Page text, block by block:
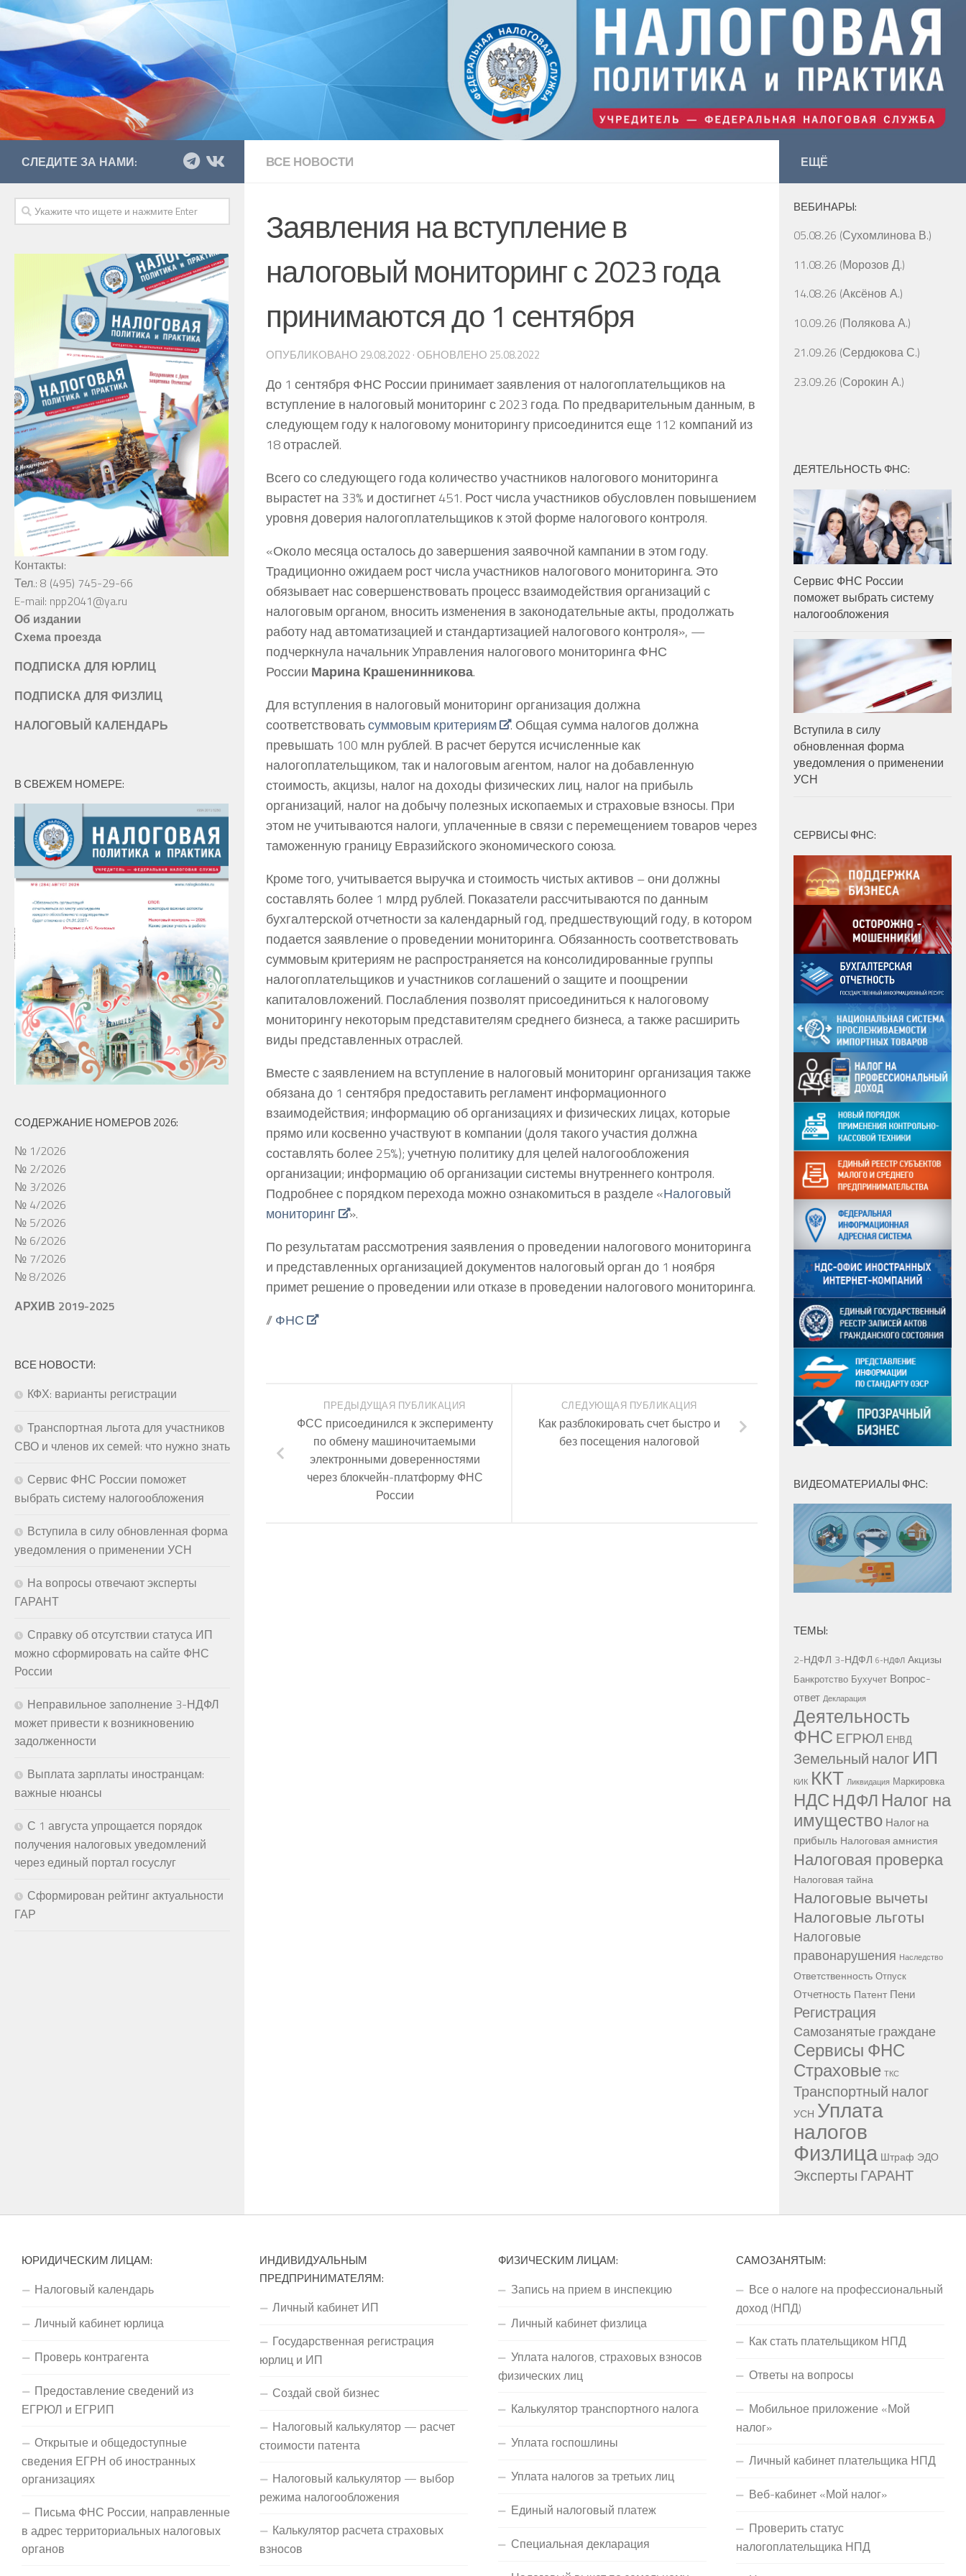
ВСЕ НОВОСТИ
Заявления на вступление в
налоговый мониторинг с 2023 года
принимаются до 1 сентября
ОПУБЛИКОВАНО 29.08.2022 · ОБНОВЛЕНО 25.08.2022
До 1 сентября ФНС России принимает заявления от налогоплательщиков на
вступление в налоговый мониторинг с 2023 года. По предварительным данным, в
следующем году к налоговому мониторингу присоединится еще 112 компаний из
18 отраслей.
Всего со следующего года количество участников налогового мониторинга
вырастет на 33% и достигнет 451. Рост числа участников обусловлен повышением
уровня доверия налогоплательщиков к этой форме налогового контроля.
«Около месяца осталось до завершения заявочной кампании в этом году.
Традиционно ожидаем рост числа участников налогового мониторинга. Это
обязывает нас совершенствовать процесс взаимодействия организаций с
налоговым органом, вносить изменения в законодательные акты, продолжать
работу над автоматизацией и стандартизацией налогового контроля», —
подчеркнула начальник Управления налогового мониторинга ФНС
России Марина Крашенинникова.
Для вступления в налоговый мониторинг организация должна
соответствоватьсуммовым критериям
. Общая сумма налогов должна
превышать 100 млн рублей. В расчет берутся исчисленные как
налогоплательщиком, так и налоговым агентом, налог на добавленную
стоимость, акцизы, налог на доходы физических лиц, налог на прибыль
организаций, налог на добычу полезных ископаемых и страховые взносы. При
этом не учитываются налоги, уплаченные в связи с перемещением товаров через
таможенную границу Евразийского экономического союза.
Кроме того, учитывается выручка и стоимость чистых активов – они должны
составлять более 1 млрд рублей. Показатели рассчитываются по данным
бухгалтерской отчетности за календарный год, предшествующий году, в котором
подается заявление о проведении мониторинга. Обязанность соответствовать
суммовым критериям не распространяется на консолидированные группы
налогоплательщиков и участников соглашений о защите и поощрении
капиталовложений. Послабления позволят присоединиться к налоговому
мониторингу некоторым представителям среднего бизнеса, а также расширить
виды представленных отраслей.
Вместе с заявлением на вступление в налоговый мониторинг организация также
обязана до 1 сентября предоставить регламент информационного
взаимодействия; информацию об организациях и физических лицах, которые
прямо или косвенно участвуют в компании (доля такого участия должна
составлять более 25%); учетную политику для целей налогообложения
организации; информацию об организации системы внутреннего контроля.
Подробнее с порядком перехода можно ознакомиться в разделе «Налоговый
мониторинг
».
По результатам рассмотрения заявления о проведении налогового мониторинга
и представленных организацией документов налоговый орган до 1 ноября
примет решение о проведении или отказе в проведении налогового мониторинга.
//ФНС
СЛЕДУЮЩАЯ ПУБЛИКАЦИЯ
Как разблокировать счет быстро и
без посещения налоговой
ПРЕДЫДУЩАЯ ПУБЛИКАЦИЯ
ФСС присоединился к эксперименту
по обмену машиночитаемыми
электронными доверенностями
через блокчейн-платформу ФНС
России
СЛЕДИТЕ ЗА НАМИ:
Контакты:
Тел.: 8 (495) 745-29-66
E-mail: npp2041@ya.ru
Об издании
Схема проезда
ПОДПИСКА ДЛЯ ЮРЛИЦ
ПОДПИСКА ДЛЯ ФИЗЛИЦ
НАЛОГОВЫЙ КАЛЕНДАРЬ
В СВЕЖЕМ НОМЕРЕ:
СОДЕРЖАНИЕ НОМЕРОВ 2026:
№ 1/2026
№ 2/2026
№ 3/2026
№ 4/2026
№ 5/2026
№ 6/2026
№ 7/2026
№ 8/2026
АРХИВ 2019-2025
ВСЕ НОВОСТИ:
КФХ: варианты регистрации
Транспортная льгота для участников
СВО и членов их семей: что нужно знать
Сервис ФНС России поможет
выбрать систему налогообложения
Вступила в силу обновленная форма
уведомления о применении УСН
На вопросы отвечают эксперты
ГАРАНТ
Справку об отсутствии статуса ИП
можно сформировать на сайте ФНС
России
Неправильное заполнение 3-НДФЛ
может привести к возникновению
задолженности
Выплата зарплаты иностранцам:
важные нюансы
С 1 августа упрощается порядок
получения налоговых уведомлений
через единый портал госуслуг
Сформирован рейтинг актуальности
ГАР
ЕЩЁ
ВЕБИНАРЫ:
05.08.26 (Сухомлинова В.)
11.08.26 (Морозов Д.)
14.08.26 (Аксёнов А.)
10.09.26 (Полякова А.)
21.09.26 (Сердюкова С.)
23.09.26 (Сорокин А.)
ДЕЯТЕЛЬНОСТЬ ФНС:
Сервис ФНС России
поможет выбрать систему
налогообложения
Вступила в силу
обновленная форма
уведомления о применении
УСН
СЕРВИСЫ ФНС:
ВИДЕОМАТЕРИАЛЫ ФНС:
ТЕМЫ:
2-НДФЛ 3-НДФЛ 6-НДФЛ Акцизы
Банкротство Бухучет Вопрос-
ответ Декларация
Деятельность
ФНС ЕГРЮЛ ЕНВД
Земельный налог ИП
КИК ККТ Ликвидация Маркировка
НДС НДФЛ Налог на
имущество Налог на
прибыль Налоговая амнистия
Налоговая проверка
Налоговая тайна
Налоговые вычеты
Налоговые льготы
Налоговые
правонарушения Наследство
Ответственность Отпуск
Отчетность Патент Пени
Регистрация
Самозанятые граждане
Сервисы ФНС
Страховые ТКС
Транспортный налог
УСН Уплата
налогов
Физлица Штраф ЭДО
Эксперты ГАРАНТ
ЮРИДИЧЕСКИМ ЛИЦАМ:
Налоговый календарь
Личный кабинет юрлица
Проверь контрагента
Предоставление сведений из
ЕГРЮЛ и ЕГРИП
Открытые и общедоступные
сведения ЕГРН об иностранных
организациях
Письма ФНС России, направленные
в адрес территориальных налоговых
органов
ИНДИВИДУАЛЬНЫМ
ПРЕДПРИНИМАТЕЛЯМ:
Личный кабинет ИП
Государственная регистрация
юрлиц и ИП
Создай свой бизнес
Налоговый калькулятор — расчет
стоимости патента
Налоговый калькулятор — выбор
режима налогообложения
Калькулятор расчета страховых
взносов
ФИЗИЧЕСКИМ ЛИЦАМ:
Запись на прием в инспекцию
Личный кабинет физлица
Уплата налогов, страховых взносов
физических лиц
Калькулятор транспортного налога
Уплата госпошлины
Уплата налогов за третьих лиц
Единый налоговый платеж
Специальная декларация
САМОЗАНЯТЫМ:
Все о налоге на профессиональный
доход (НПД)
Как стать плательщиком НПД
Ответы на вопросы
Мобильное приложение «Мой
налог»
Личный кабинет плательщика НПД
Веб-кабинет «Мой налог»
Проверить статус
налогоплательщика НПД